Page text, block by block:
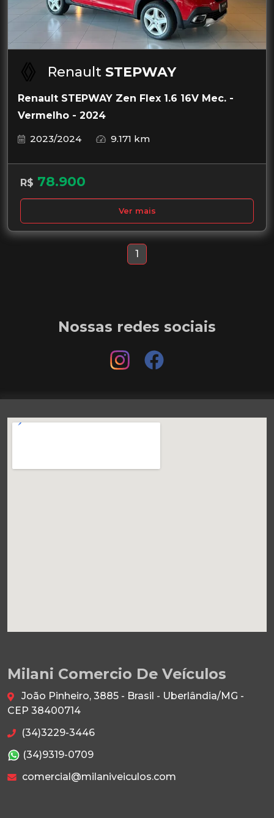
Renault STEPWAY
Renault STEPWAY Zen Flex 1.6 16V Mec. -
Vermelho - 2024
2023/2024
9.171 km
R$ 78.900
Ver mais
1
Nossas redes sociais
Milani Comercio De Veículos
João Pinheiro, 3885 - Brasil - Uberlândia/MG -
CEP 38400714
(34)3229-3446
(34)9319-0709
comercial@milaniveiculos.com